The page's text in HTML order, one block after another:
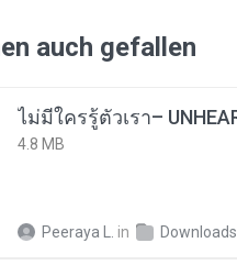
auch gefallen
4.8 MB
Peeraya L. in Downloads